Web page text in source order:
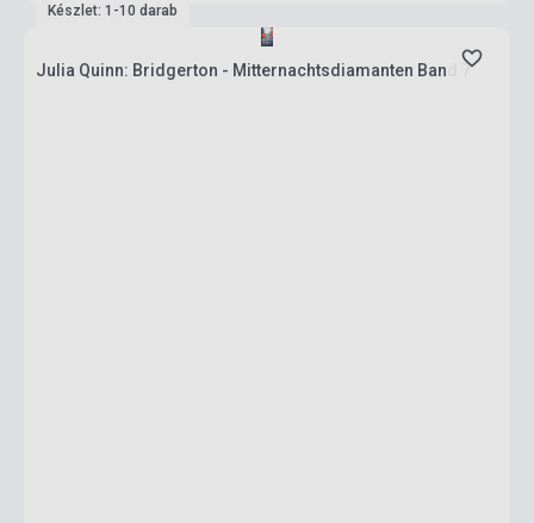
Készlet: 1-10 darab
Julia Quinn: Bridgerton - Mitternachtsdiamanten Band 7